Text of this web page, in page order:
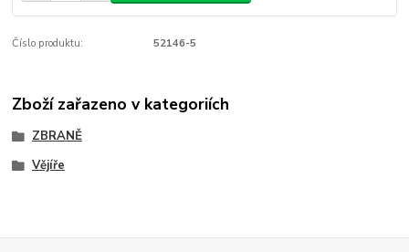
Číslo produktu: 52146-5
Zboží zařazeno v kategoriích
ZBRANĚ
Vějíře